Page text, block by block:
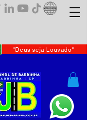
"Deus seja Louvado"